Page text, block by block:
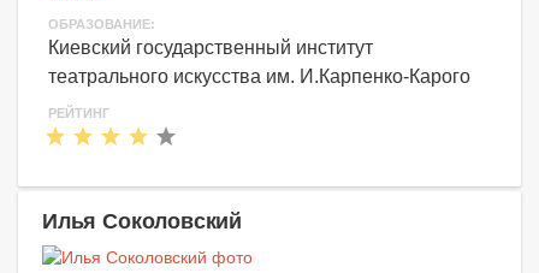
ОБРАЗОВАНИЕ:
Киевский государственный институт
театрального искусства им. И.Карпенко-Карого
РЕЙТИНГ
Илья Соколовский